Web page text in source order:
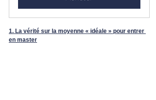
1. La vérité sur la moyenne « idéale » pour entrer
en master